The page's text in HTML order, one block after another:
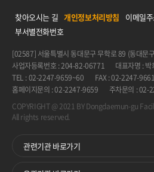
찾아오시는 길 개인정보처리방침
이메일
부서별전화번호
[02587] 서울특별시 동대문구 무학로 89 (동대문
사업자등록번호 : 204-82-06771
대표자명
TEL : 02-2247-9659~60
FAX : 02-2247-
홈페이지문의 : 02-2247-9659
주차문의 : 02-
COPYRIGHT @ 2021 BY Dongdaemun-gu
All rights reserved.